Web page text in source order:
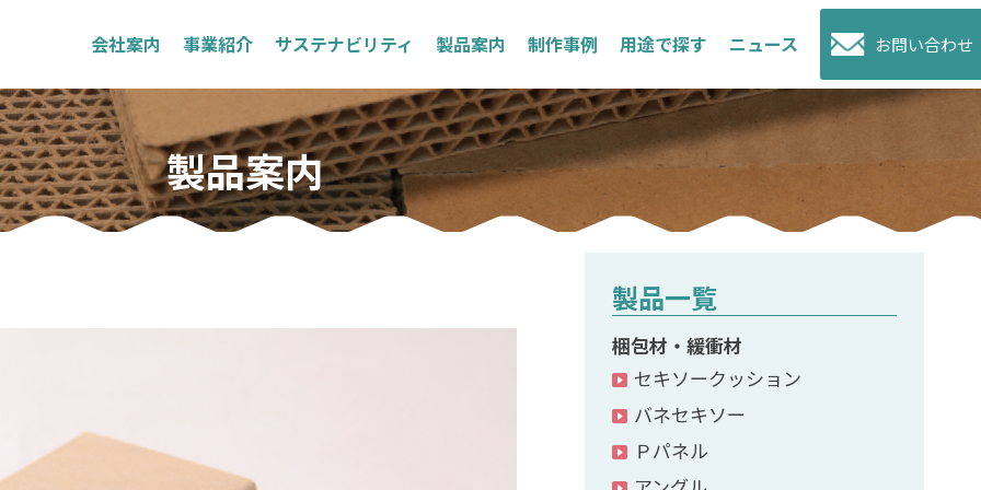
会社案内 事業紹介 サステナビリティ 製品案内 制作事例 用途で探す ニュース お問い合わせ
製品案内
製品一覧
梱包材・緩衝材
セキソークッション
バネセキソー
Ｐパネル